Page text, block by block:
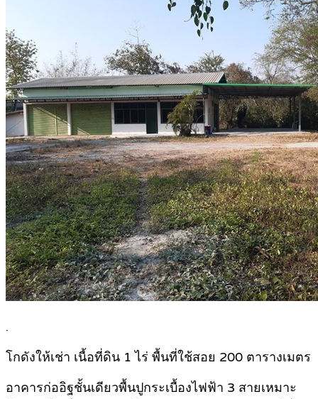
.
โกดังให้เช่า เนื้อที่ดิน 1 ไร่ พื้นที่ใช้สอย 200 ตารางเมตร
อาคารก่ออิฐชั้นเดียวพื้นปูกระเบื้องไฟฟ้า 3 สายเหมาะ